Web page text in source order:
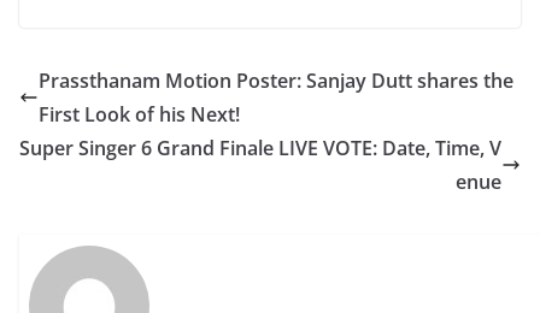
Prassthanam Motion Poster: Sanjay Dutt shares the
First Look of his Next!
Super Singer 6 Grand Finale LIVE VOTE: Date, Time, V
enue